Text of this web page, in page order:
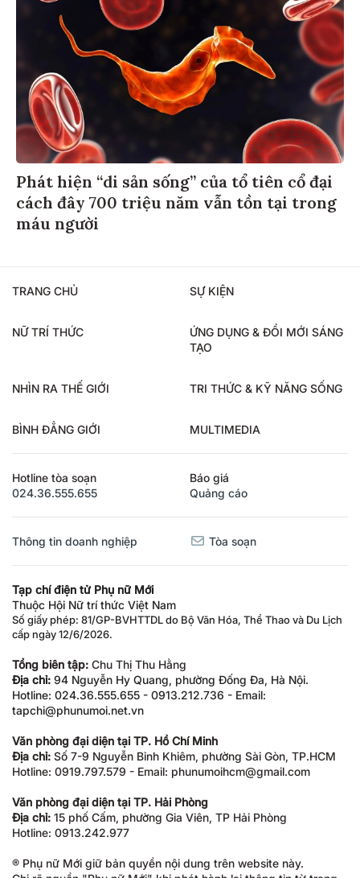
Phát hiện “di sản sống” của tổ tiên cổ đại
cách đây 700 triệu năm vẫn tồn tại trong
máu người
TRANG CHỦ SỰ KIỆN
NỮ TRÍ THỨC
ỨNG DỤNG & ĐỔI MỚI SÁNG
TẠO
NHÌN RA THẾ GIỚI TRI THỨC & KỸ NĂNG SỐNG
BÌNH ĐẲNG GIỚI MULTIMEDIA
Hotline tòa soạn
024.36.555.655
Báo giá
Quảng cáo
Thông tin doanh nghiệp Tòa soạn
Tạp chí điện tử Phụ nữ Mới
Thuộc Hội Nữ trí thức Việt Nam
Số giấy phép: 81/GP-BVHTTDL do Bộ Văn Hóa, Thể Thao và Du Lịch
cấp ngày 12/6/2026.
Tổng biên tập: Chu Thị Thu Hằng
Địa chỉ: 94 Nguyễn Hy Quang, phường Đống Đa, Hà Nội.
Hotline: 024.36.555.655 - 0913.212.736 - Email:
tapchi@phunumoi.net.vn
Văn phòng đại diện tại TP. Hồ Chí Minh
Địa chỉ: Số 7-9 Nguyễn Bỉnh Khiêm, phường Sài Gòn, TP.HCM
Hotline: 0919.797.579 - Email: phunumoihcm@gmail.com
Văn phòng đại diện tại TP. Hải Phòng
Địa chỉ: 15 phố Cấm, phường Gia Viên, TP Hải Phòng
Hotline: 0913.242.977
® Phụ nữ Mới giữ bản quyền nội dung trên website này.